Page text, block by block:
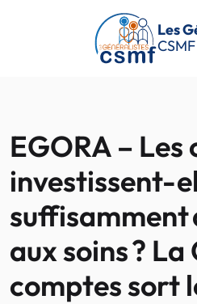
Passer au contenu principal
Les
CSMF
EGORA –
investissent-
suffisamment
aux soins ? La
comptes sort